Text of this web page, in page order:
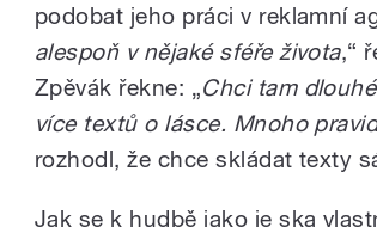
podobat jeho práci v reklamní
alespoň v nějaké sféře života,“
Zpěvák řekne: „Chci tam
více textů o lásce. Mnoho
rozhodl, že chce skládat texty
Jak se k hudbě jako je ska